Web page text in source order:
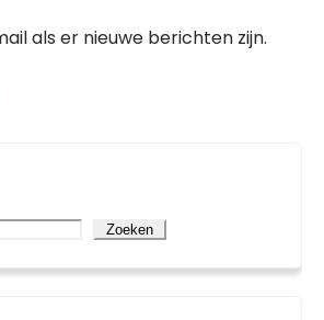
als er nieuwe berichten zijn.
Zoeken